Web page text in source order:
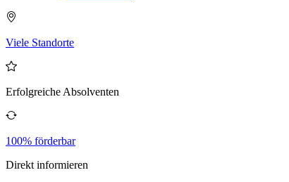
Viele Standorte
Erfolgreiche Absolventen
100% förderbar
Direkt informieren